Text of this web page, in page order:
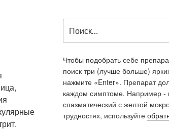
Чтобы подобрать себе
поиск три (лучше больше)
нажмите «Enter». Препарат
каждом симптоме. Например -
спазматический с желтой
трудностях, используйте